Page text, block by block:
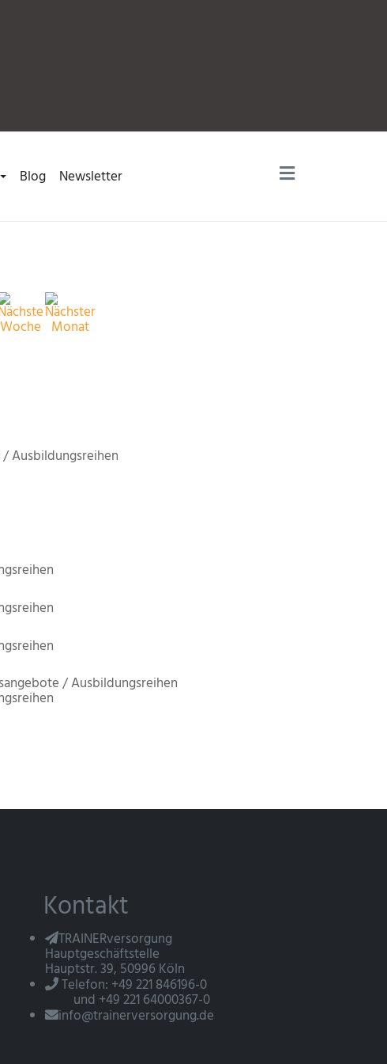
Blog Newsletter
Ausbildungsreihen
/ Ausbildungsreihen
Kontakt
TRAINERversorgung
Hauptgeschäftstelle
Hauptstr. 39, 50996 Köln
Telefon: +49 221 846196-0
und +49 221 64000367-0
info@trainerversorgung.de